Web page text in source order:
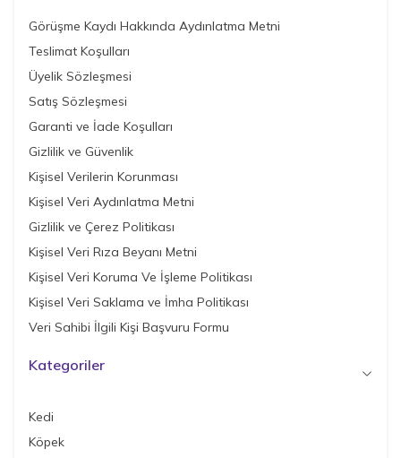
Görüşme Kaydı Hakkında Aydınlatma Metni
Teslimat Koşulları
Üyelik Sözleşmesi
Satış Sözleşmesi
Garanti ve İade Koşulları
Gizlilik ve Güvenlik
Kişisel Verilerin Korunması
Kişisel Veri Aydınlatma Metni
Gizlilik ve Çerez Politikası
Kişisel Veri Rıza Beyanı Metni
Kişisel Veri Koruma Ve İşleme Politikası
Kişisel Veri Saklama ve İmha Politikası
Veri Sahibi İlgili Kişi Başvuru Formu
Kategoriler
Kedi
Köpek